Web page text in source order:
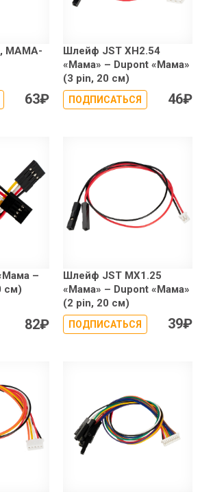
МАМА-
63₽
Шлейф JST XH2.54
«Мама» – Dupont «Мама»
(3 pin, 20 см)
ПОДПИСАТЬСЯ 46₽
–
см)
82₽
Шлейф JST MX1.25
«Мама» – Dupont «Мама»
(2 pin, 20 см)
ПОДПИСАТЬСЯ 39₽